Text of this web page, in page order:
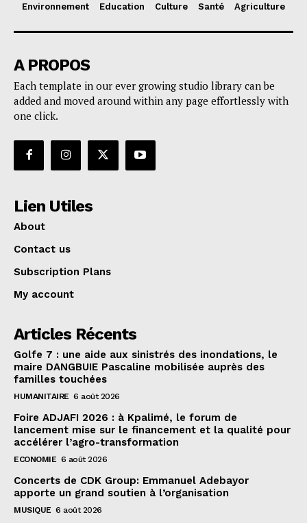
Environnement
Education Culture Santé Agriculture
A PROPOS
Each template in our ever growing studio library can be
added and moved around within any page effortlessly with
one click.
Lien Utiles
About
Contact us
Subscription Plans
My account
Articles Récents
Golfe 7 : une aide aux sinistrés des inondations, le
maire DANGBUIE Pascaline mobilisée auprès des
familles touchées
HUMANITAIRE 6 août 2026
Foire ADJAFI 2026 : à Kpalimé, le forum de
lancement mise sur le financement et la qualité pour
accélérer l’agro-transformation
ECONOMIE 6 août 2026
Concerts de CDK Group: Emmanuel Adebayor
apporte un grand soutien à l’organisation
MUSIQUE 6 août 2026